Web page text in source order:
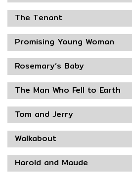
The Tenant
Promising Young Woman
Rosemary’s Baby
The Man Who Fell to Earth
Tom and Jerry
Walkabout
Harold and Maude